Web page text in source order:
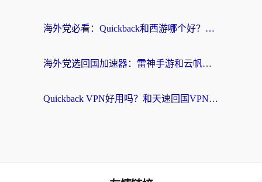
海外党必看：Quickback和西游哪个好？3个维度教你选对回国加速器
海外党选回国加速器：雷神手游和云帆哪个好？附3组对比+避坑指南
Quickback VPN好用吗？和天速回国VPN对比哪个回国效果更好？海外党必看的真实体验指南